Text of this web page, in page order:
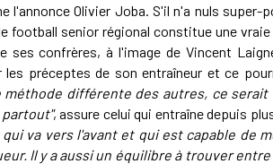
l'annonce Olivier Joba. S'il n'a nuls super-
football senior régional constitue une
ses confrères, à l'image de Vincent
préceptes de son entraîneur et ce
méthode différente des autres, ce
, assure celui qui entraîne depuis
va vers l'avant et qui est capable de
Il y a aussi un équilibre à trouver